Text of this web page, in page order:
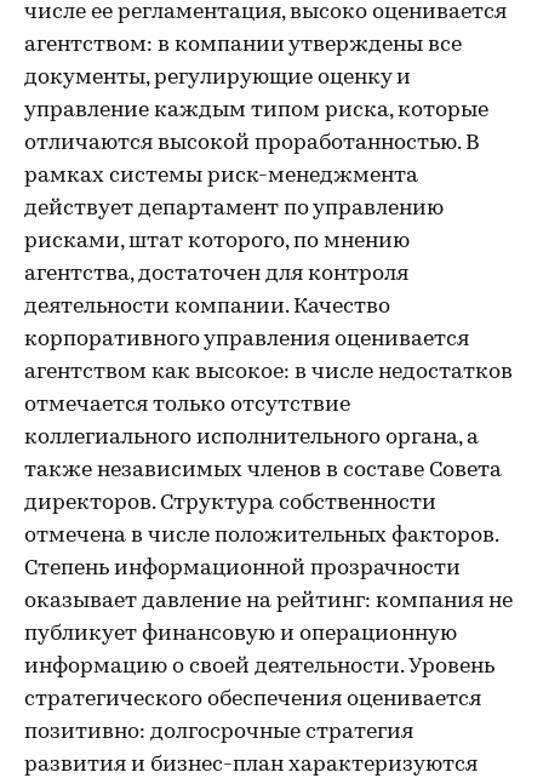
числе ее регламентация, высоко оценивается
агентством: в компании утверждены все
документы, регулирующие оценку и
управление каждым типом риска, которые
отличаются высокой проработанностью. В
рамках системы риск-менеджмента
действует департамент по управлению
рисками, штат которого, по мнению
агентства, достаточен для контроля
деятельности компании. Качество
корпоративного управления оценивается
агентством как высокое: в числе недостатков
отмечается только отсутствие
коллегиального исполнительного органа, а
также независимых членов в составе Совета
директоров. Структура собственности
отмечена в числе положительных факторов.
Степень информационной прозрачности
оказывает давление на рейтинг: компания не
публикует финансовую и операционную
информацию о своей деятельности. Уровень
стратегического обеспечения оценивается
позитивно: долгосрочные стратегия
развития и бизнес-план характеризуются